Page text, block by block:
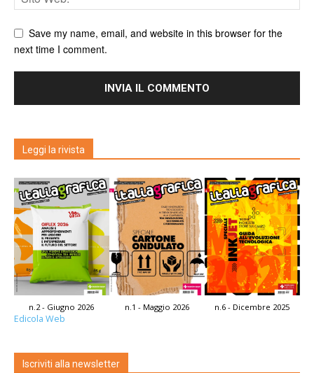
Save my name, email, and website in this browser for the
next time I comment.
Leggi la rivista
n.2 - Giugno 2026 n.1 - Maggio 2026 n.6 - Dicembre 2025
Edicola Web
Iscriviti alla newsletter